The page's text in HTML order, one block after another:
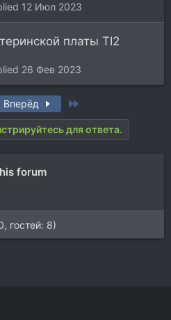
12 Июл 2023
платы TI2
26 Фев 2023
Вперёд
для ответа.
forum
гостей: 8)